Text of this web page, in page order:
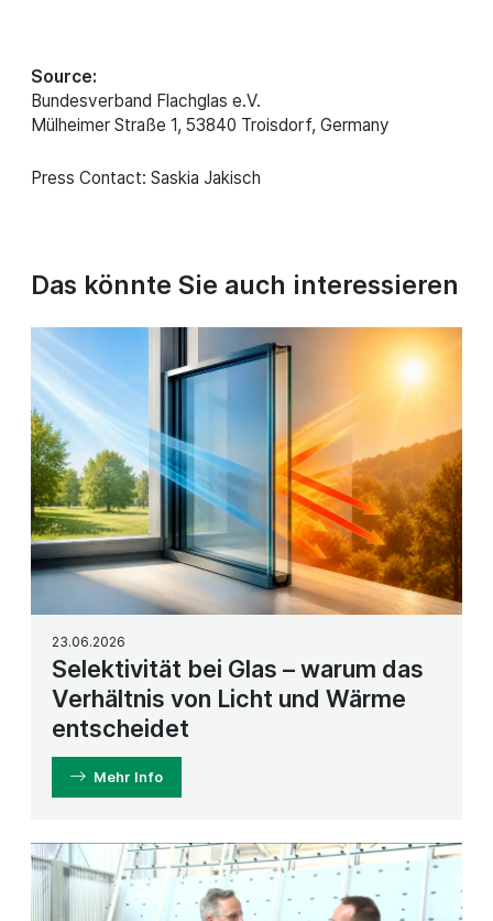
Source:
Bundesverband Flachglas e.V.
Mülheimer Straße 1, 53840 Troisdorf, Germany
Press Contact: Saskia Jakisch
Das könnte Sie auch interessieren
23.06.2026
Selektivität bei Glas – warum das
Verhältnis von Licht und Wärme
entscheidet
Mehr Info